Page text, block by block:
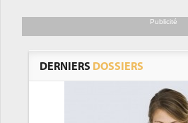
Publicité
DERNIERS DOSSIERS